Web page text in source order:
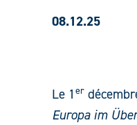
08.12.25
Le 1 er
Europa im